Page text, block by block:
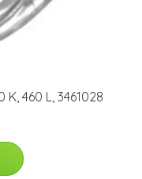
460 L, 3461028